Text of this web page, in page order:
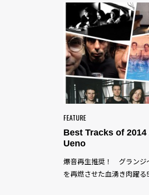
FEATURE
Best Tracks of 2014
Ueno
爆音再生推奨！ グランジ
を再燃させた血湧き肉躍る